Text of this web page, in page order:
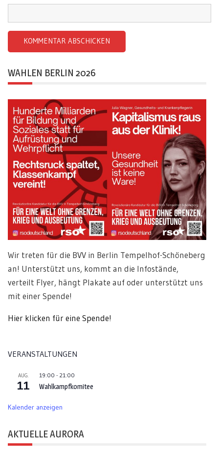
WAHLEN BERLIN 2026
Wir treten für die BVV in Berlin Tempelhof-Schöneberg
an! Unterstützt uns, kommt an die Infostände,
verteilt Flyer, hängt Plakate auf oder unterstützt uns
mit einer Spende!
Hier klicken für eine Spende!
VERANSTALTUNGEN
AUG.
11
19:00 - 21:00
Wahlkampfkomitee
Kalender anzeigen
AKTUELLE AURORA